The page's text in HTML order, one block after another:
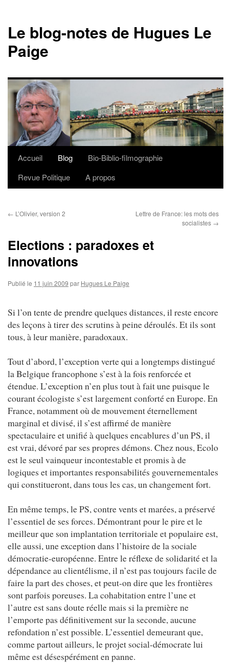
Le blog-notes de Hugues Le
Paige
Aller
Accueil Blog
Bio-Biblio-filmographie
Revue Politique
A propos
← L’Olivier, version 2
Lettre de France: les mots des
socialistes →
Elections : paradoxes et
innovations
Publié le 11 juin 2009 par Hugues Le Paige
Si l’on tente de prendre quelques distances, il reste encore
des leçons à tirer des scrutins à peine déroulés. Et ils sont
tous, à leur manière, paradoxaux.
Tout d’abord, l’exception verte qui a longtemps distingué
la Belgique francophone s’est à la fois renforcée et
étendue. L’exception n’en plus tout à fait une puisque le
courant écologiste s’est largement conforté en Europe. En
France, notamment où de mouvement éternellement
marginal et divisé, il s’est affirmé de manière
spectaculaire et unifié à quelques encablures d’un PS, il
est vrai, dévoré par ses propres démons. Chez nous, Ecolo
est le seul vainqueur incontestable et promis à de
logiques et importantes responsabilités gouvernementales
qui constitueront, dans tous les cas, un changement fort.
En même temps, le PS, contre vents et marées, a préservé
l’essentiel de ses forces. Démontrant pour le pire et le
meilleur que son implantation territoriale et populaire est,
elle aussi, une exception dans l’histoire de la sociale
démocratie-européenne. Entre le réflexe de solidarité et la
dépendance au clientélisme, il n’est pas toujours facile de
faire la part des choses, et peut-on dire que les frontières
sont parfois poreuses. La cohabitation entre l’une et
l’autre est sans doute réelle mais si la première ne
l’emporte pas définitivement sur la seconde, aucune
refondation n’est possible. L’essentiel demeurant que,
comme partout ailleurs, le projet social-démocrate lui
même est désespérément en panne.